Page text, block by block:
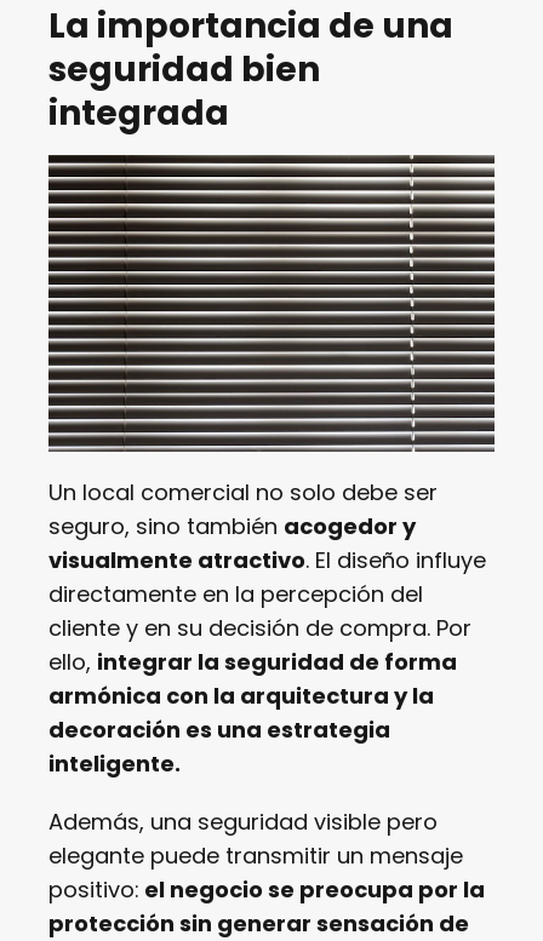
La importancia de una
seguridad bien
integrada
Un local comercial no solo debe ser
seguro, sino también acogedor y
visualmente atractivo. El diseño influye
directamente en la percepción del
cliente y en su decisión de compra. Por
ello, integrar la seguridad de forma
armónica con la arquitectura y la
decoración es una estrategia
inteligente.
Además, una seguridad visible pero
elegante puede transmitir un mensaje
positivo: el negocio se preocupa por la
protección sin generar sensación de